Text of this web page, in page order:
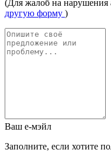
(Для жалоб на нарушения
другую форму )
Ваш е-мэйл
Заполните, если хотите